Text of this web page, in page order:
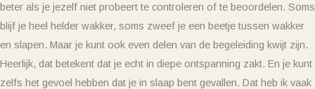
beter als je jezelf niet probeert te controleren of te beoordelen. Soms
blijf je heel helder wakker, soms zweef je een beetje tussen wakker
en slapen. Maar je kunt ook even delen van de begeleiding kwijt zijn.
Heerlijk, dat betekent dat je echt in diepe ontspanning zakt. En je kunt
zelfs het gevoel hebben dat je in slaap bent gevallen. Dat heb ik vaak